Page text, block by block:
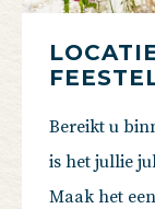
Bereikt u
is het jullie
Maak het